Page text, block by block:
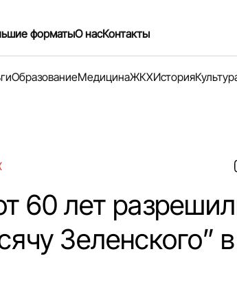
форматыО насКонтакты
ОбразованиеМедицинаЖКХИстория
60 лет
Зеленского” в